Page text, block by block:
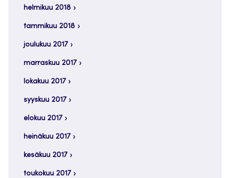
helmikuu 2018
tammikuu 2018
joulukuu 2017
marraskuu 2017
lokakuu 2017
syyskuu 2017
elokuu 2017
heinäkuu 2017
kesäkuu 2017
toukokuu 2017